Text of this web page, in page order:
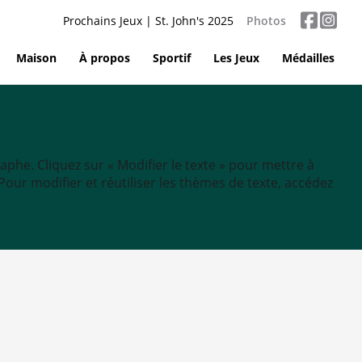
Prochains Jeux | St. John's 2025 Photos
Maison À propos Sportif Les Jeux Médailles
Cliquez sur « Modifier le texte » pour mettre à
modifier et réutiliser les thèmes de texte, accédez